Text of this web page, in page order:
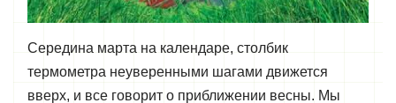
Середина марта на календаре, столбик
термометра неуверенными шагами движется
вверх, и все говорит о приближении весны. Мы